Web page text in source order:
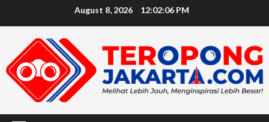
August 8, 2026 12:02:07 PM